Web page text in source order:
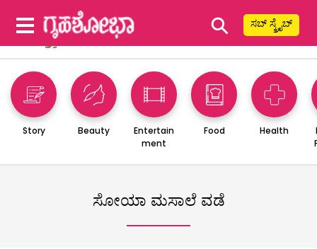
⚲ ಸಬ್ ಸ್ಕ್ರೈಬ್
Story Beauty
Entertain
ment
Food Health
ಸೋಯಾ ಮಸಾಲೆ ವಡೆ